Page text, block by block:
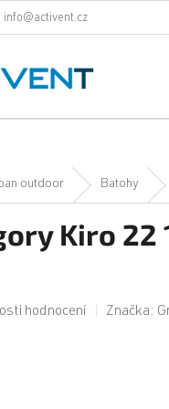
info@activent.cz
outdoor Batohy
Kiro 22
hodnocení Značka: